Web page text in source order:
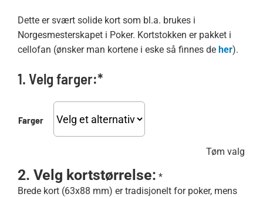
Dette er svært solide kort som bl.a. brukes i
Norgesmesterskapet i Poker. Kortstokken er pakket i
cellofan (ønsker man kortene i eske så finnes de her).
1. Velg farger:*
Farger
Tøm valg
2. Velg kortstørrelse: *
Brede kort (63x88 mm) er tradisjonelt for poker, mens